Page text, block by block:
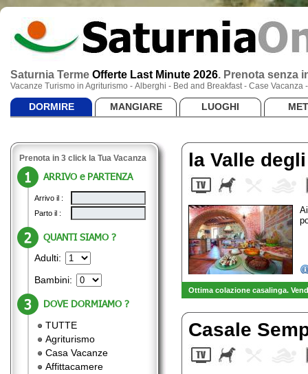
Saturnia Terme Offerte Last Minute 2026. Prenota senza
Vacanze Turismo in Agriturismo - Alberghi - Bed and Breakfast - Case
DORMIRE MANGIARE LUOGHI
Prenota in 3 click la Tua Vacanza
ARRIVO e PARTENZA
Arrivo il :
Parto il :
QUANTI SIAMO ?
Adulti:
Bambini:
DOVE DORMIAMO ?
TUTTE
Agriturismo
Casa Vacanze
Affittacamere
la Valle
Ottima colazione casalinga.
Casale